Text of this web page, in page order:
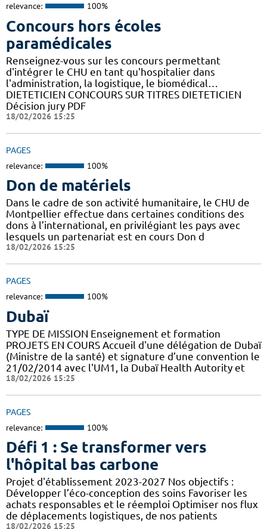
relevance: 100%
Concours hors écoles
paramédicales
Renseignez-vous sur les concours permettant
d'intégrer le CHU en tant qu'hospitalier dans
l'administration, la logistique, le biomédical…
DIETETICIEN CONCOURS SUR TITRES DIETETICIEN
Décision jury PDF
18/02/2026 15:25
PAGES
relevance: 100%
Don de matériels
Dans le cadre de son activité humanitaire, le CHU de
Montpellier effectue dans certaines conditions des
dons à l’international, en privilégiant les pays avec
lesquels un partenariat est en cours Don d
18/02/2026 15:25
PAGES
relevance: 100%
Dubaï
TYPE DE MISSION Enseignement et formation
PROJETS EN COURS Accueil d'une délégation de Dubaï
(Ministre de la santé) et signature d’une convention le
21/02/2014 avec l'UM1, la Dubaï Health Autority et
18/02/2026 15:25
PAGES
relevance: 100%
Défi 1 : Se transformer vers
l'hôpital bas carbone
Projet d'établissement 2023-2027 Nos objectifs :
Développer l’éco-conception des soins Favoriser les
achats responsables et le réemploi Optimiser nos flux
de déplacements logistiques, de nos patients
18/02/2026 15:25